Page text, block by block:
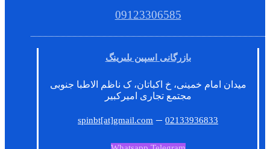
09123306585
بازرگانی اسپین بلبرینگ
میدان امام خمینی، خ اکباتان، ک ناظم الاطبا جنوبی
مجتمع تجاری امیرکبیر
spinbt[at]gmail.com –02133936833